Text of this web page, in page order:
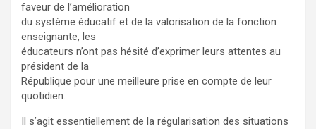
faveur de l’amélioration
du système éducatif et de la valorisation de la fonction
enseignante, les
éducateurs n’ont pas hésité d’exprimer leurs attentes au
président de la
République pour une meilleure prise en compte de leur
quotidien.
Il s’agit essentiellement de la régularisation des situations